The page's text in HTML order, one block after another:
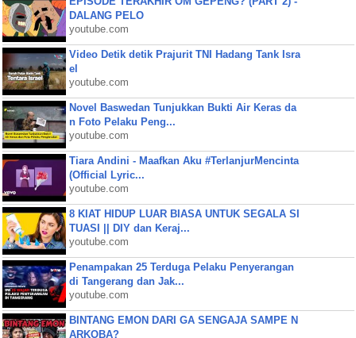
DALANG PELO
youtube.com
Video Detik detik Prajurit TNI Hadang Tank Isra
el
youtube.com
Novel Baswedan Tunjukkan Bukti Air Keras da
n Foto Pelaku Peng...
youtube.com
Tiara Andini - Maafkan Aku #TerlanjurMencinta
(Official Lyric...
youtube.com
8 KIAT HIDUP LUAR BIASA UNTUK SEGALA SI
TUASI || DIY dan Keraj...
youtube.com
Penampakan 25 Terduga Pelaku Penyerangan
di Tangerang dan Jak...
youtube.com
BINTANG EMON DARI GA SENGAJA SAMPE N
ARKOBA?